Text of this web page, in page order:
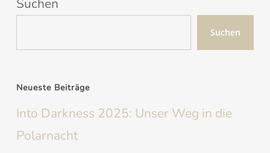
Suchen
Suchen
Neueste Beiträge
Into Darkness 2025: Unser Weg in die
Polarnacht